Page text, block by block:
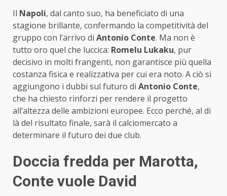
Il Napoli, dal canto suo, ha beneficiato di una
stagione brillante, confermando la competitività del
gruppo con l’arrivo di Antonio Conte. Ma non è
tutto oro quel che luccica: Romelu Lukaku, pur
decisivo in molti frangenti, non garantisce più quella
costanza fisica e realizzativa per cui era noto. A ciò si
aggiungono i dubbi sul futuro di Antonio Conte,
che ha chiesto rinforzi per rendere il progetto
all’altezza delle ambizioni europee. Ecco perché, al di
là del risultato finale, sarà il calciomercato a
determinare il futuro dei due club.
Doccia fredda per Marotta,
Conte vuole David